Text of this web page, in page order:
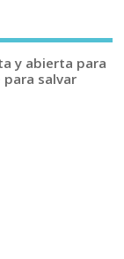
y abierta para
para salvar